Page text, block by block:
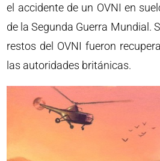
el accidente de un OVNI en
de la Segunda Guerra Mundial.
restos del OVNI fueron
las autoridades británicas.